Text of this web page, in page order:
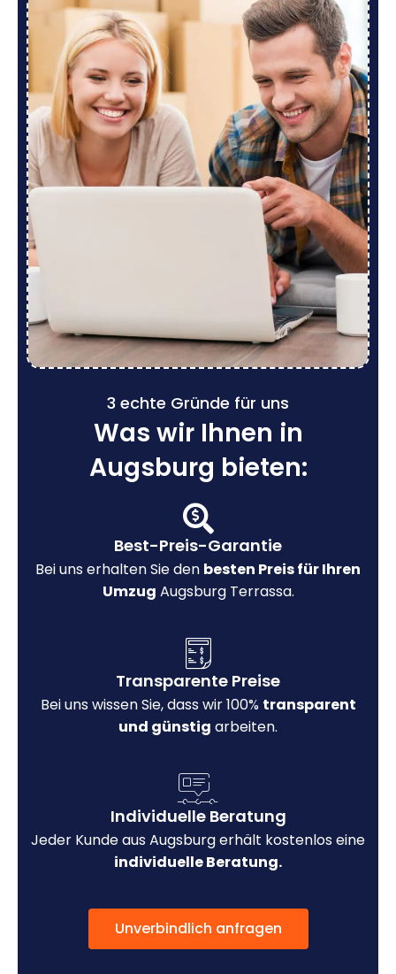
3 echte Gründe für uns
Was wir Ihnen in
Augsburg bieten:
Best-Preis-Garantie
Bei uns erhalten Sie den besten Preis für Ihren
Umzug Augsburg Terrassa.
Transparente Preise
Bei uns wissen Sie, dass wir 100% transparent
und günstig arbeiten.
Individuelle Beratung
Jeder Kunde aus Augsburg erhält kostenlos eine
individuelle Beratung.
Unverbindlich anfragen